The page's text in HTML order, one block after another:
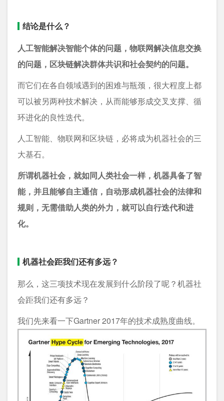
结论是什么？
人工智能解决智能个体的问题，物联网解决信息交换
的问题，区块链解决群体共识和社会契约的问题。
而它们在各自领域遇到的困难与瓶颈，很大程度上都
可以被另两种技术解决，从而能够形成交叉支撑、循
环进化的良性迭代。
人工智能、物联网和区块链，必将成为机器社会的三
大基石。
所谓机器社会，就如同人类社会一样，机器具备了智
能，并且能够自主通信，自动形成机器社会的法律和
规则，无需借助人类的外力，就可以自行迭代和进
化。
机器社会距我们还有多远？
那么，这三项技术现在发展到什么阶段了呢？机器社
会距我们还有多远？
我们先来看一下Gartner 2017年的技术成熟度曲线。